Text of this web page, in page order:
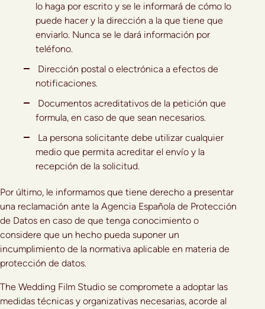
lo haga por escrito y se le informará de cómo lo
puede hacer y la dirección a la que tiene que
enviarlo. Nunca se le dará información por
teléfono.
Dirección postal o electrónica a efectos de
notificaciones.
Documentos acreditativos de la petición que
formula, en caso de que sean necesarios.
La persona solicitante debe utilizar cualquier
medio que permita acreditar el envío y la
recepción de la solicitud.
Por último, le informamos que tiene derecho a presentar
una reclamación ante la Agencia Española de Protección
de Datos en caso de que tenga conocimiento o
considere que un hecho pueda suponer un
incumplimiento de la normativa aplicable en materia de
protección de datos.
The Wedding Film Studio se compromete a adoptar las
medidas técnicas y organizativas necesarias, acorde al